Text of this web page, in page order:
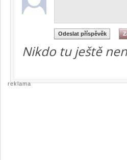
Nikdo tu ještě
reklama